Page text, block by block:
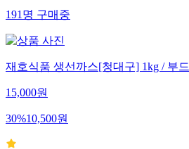
191명구매중
재호식품 생선까스[청대구] 1kg / 부
15,000원
30%10,500원